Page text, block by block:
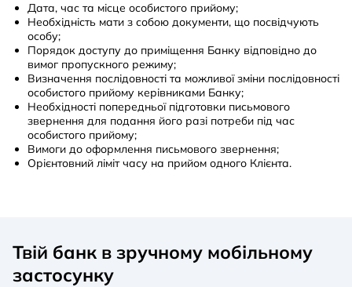
Дата, час та місце особистого прийому;
Необхідність мати з собою документи, що посвідчують
особу;
Порядок доступу до приміщення Банку відповідно до
вимог пропускного режиму;
Визначення послідовності та можливої зміни послідовності
особистого прийому керівниками Банку;
Необхідності попередньої підготовки письмового
звернення для подання його разі потреби під час
особистого прийому;
Вимоги до оформлення письмового звернення;
Орієнтовний ліміт часу на прийом одного Клієнта.
Твій банк в зручному мобільному
застосунку